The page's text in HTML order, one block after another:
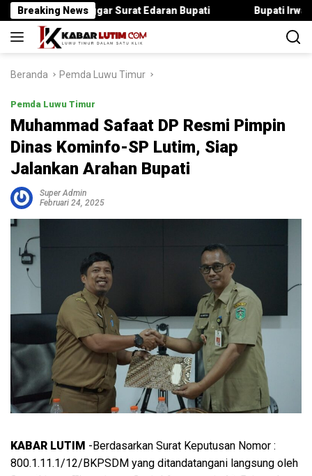
Langsung
ke
konten
Breaking News
Langgar Surat Edaran Bupati Bupati Irwan Serahkan
Beranda Pemda Luwu Timur
Pemda Luwu Timur
Muhammad Safaat DP Resmi Pimpin
Dinas Kominfo-SP Lutim, Siap
Jalankan Arahan Bupati
Super Admin
Februari 24, 2025
KABAR LUTIM -Berdasarkan Surat Keputusan Nomor :
800.1.11.1/12/BKPSDM yang ditandatangani langsung oleh